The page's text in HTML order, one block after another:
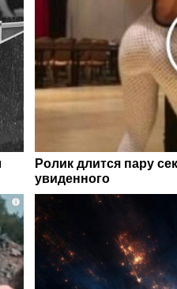
Ролик длится пару
увиденного
i